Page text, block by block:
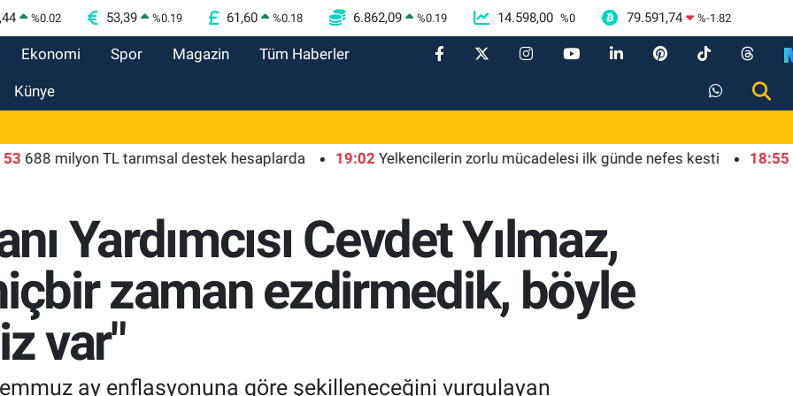
%0.02 53,39 %0.19 61,60 %0.18 6.862,09 %0.19 14.598,00 %0 79.591,74 %-1.82
Ekonomi Spor Magazin Tüm Haberler
Künye
milyon TL tarımsal destek hesaplarda 19:02 Yelkencilerin zorlu mücadelesi ilk günde nefes kesti 18:55
Yardımcısı Cevdet Yılmaz,
zaman ezdirmedik, böyle
var"
ay enflasyonuna göre şekilleneceğini vurgulayan